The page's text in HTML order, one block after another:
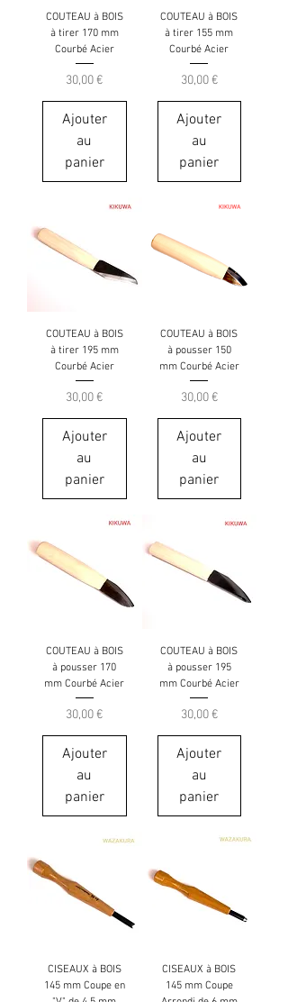
COUTEAU à BOIS
à tirer 170 mm
Courbé Acier
Prix
30,00 €
Ajouter
au
panier
COUTEAU à BOIS
à tirer 155 mm
Courbé Acier
Prix
30,00 €
Ajouter
au
panier
COUTEAU à BOIS
à tirer 195 mm
Courbé Acier
Prix
30,00 €
Ajouter
au
panier
COUTEAU à BOIS
à pousser 150
mm Courbé Acier
Prix
30,00 €
Ajouter
au
panier
COUTEAU à BOIS
à pousser 170
mm Courbé Acier
Prix
30,00 €
Ajouter
au
panier
COUTEAU à BOIS
à pousser 195
mm Courbé Acier
Prix
30,00 €
Ajouter
au
panier
CISEAUX à BOIS
145 mm Coupe en
CISEAUX à BOIS
145 mm Coupe